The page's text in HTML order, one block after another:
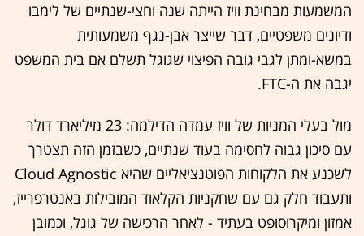
המשמעות מבחינת וויז הייתה שנה וחצי-שנתיים של לימבו
ודיונים משפטיים, דבר שייצר אבן-נגף משמעותית
במשא-ומתן לגבי גובה הפיצוי שגוגל תשלם אם בית המשפט
יגבה את ה-FTC.
מול בעלי המניות של וויז עמדה הדילמה: 23 מיליארד דולר
עם סיכון גבוה לחסימה בעוד שנתיים, כשבזמן הזה תצטרך
לשכנע את הלקוחות הפוטנציאליים שהיא Cloud Agnostic
ותעבוד חלק גם עם שחקניות הקלאוד המובילות באנטרפרייז,
אמזון ומיקרוסופט בעתיד - לאחר הרכישה של גוגל, וכמובן